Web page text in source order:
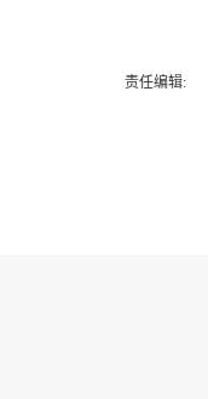
责任编辑: